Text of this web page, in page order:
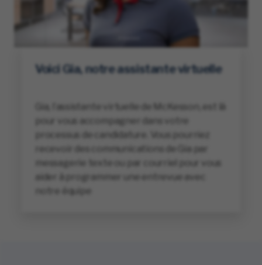
Voici Gia, notre assistante virtuelle
Gia, l’assistante virtuelle de McKesson, est là
pour vous accompagner dans votre
messagerie texte ou par courriel pour vous
notre équipe